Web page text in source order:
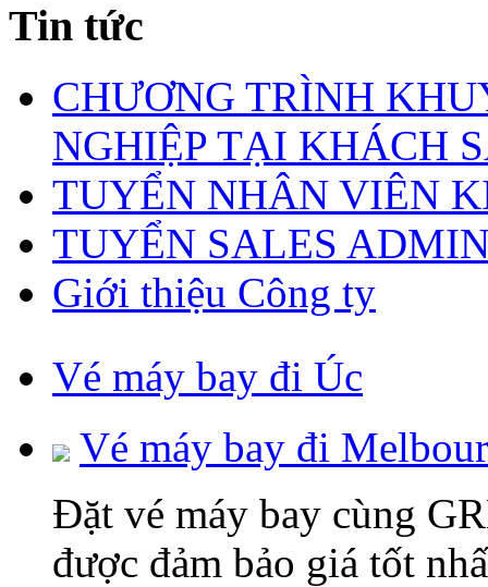
Tin tức
CHƯƠNG TRÌNH
NGHIỆP TẠI KHÁCH
TUYỂN NHÂN VIÊN
TUYỂN SALES
Giới thiệu Công ty
Vé máy bay đi Úc
Vé máy bay đi
Đặt vé máy bay cùng
được đảm bảo giá tốt